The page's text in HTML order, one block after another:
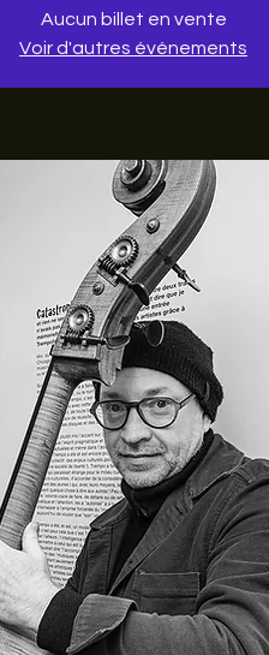
Aucun billet en vente
Voir d'autres événements